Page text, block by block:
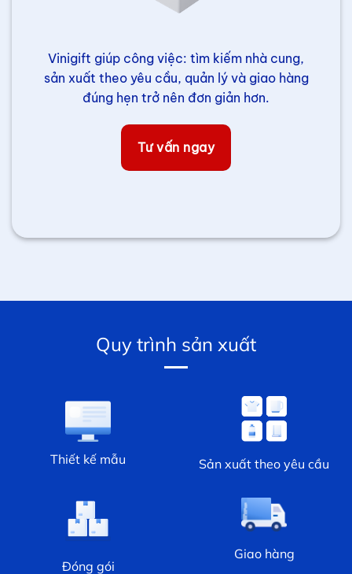
Vinigift giúp công việc: tìm kiếm nhà cung,
sản xuất theo yêu cầu, quản lý và giao hàng
đúng hẹn trở nên đơn giản hơn.
Tư vấn ngay
Quy trình sản xuất
Thiết kế mẫu Sản xuất theo yêu cầu
Đóng gói
Giao hàng